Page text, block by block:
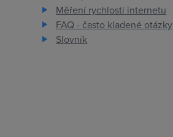
Měření rychlosti internetu
FAQ - často kladené otázky
Slovník